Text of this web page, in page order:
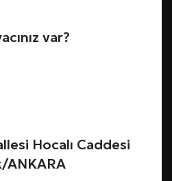
var?
Hocalı Caddesi
ANKARA